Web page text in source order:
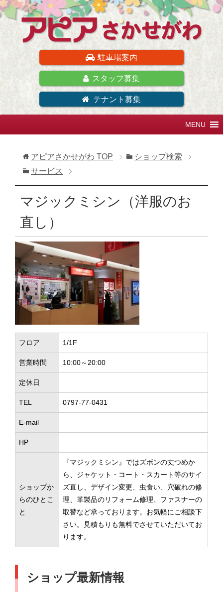
駐車場案内
スタッフ募集
テナント募集
アピアさかせがわ TOP
ショップ検索
サービス
マジックミシン（洋服のお
直し）
フロア 1/1F
営業時間 10:00～20:00
定休日
TEL 0797-77-0431
E-mail
HP
ショップか
らのひとこ
と
『マジックミシン』ではズボンの丈つめか
ら、ジャケット・コート・スカート等のサイ
ズ直し、デザイン変更、虫食い、穴破れの修
理、革製品のリフォーム修理、ファスナーの
取替など承っております。お気軽にご相談下
さい。見積もりも無料でさせていただいてお
ります。
ショップ最新情報